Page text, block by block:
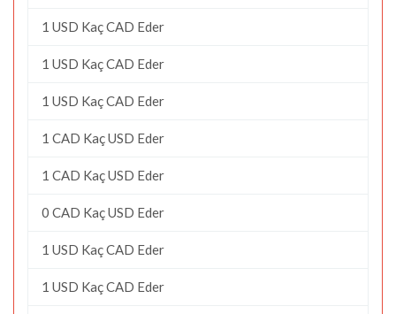
1 USD Kaç CAD Eder
1 USD Kaç CAD Eder
1 USD Kaç CAD Eder
1 CAD Kaç USD Eder
1 CAD Kaç USD Eder
0 CAD Kaç USD Eder
1 USD Kaç CAD Eder
1 USD Kaç CAD Eder